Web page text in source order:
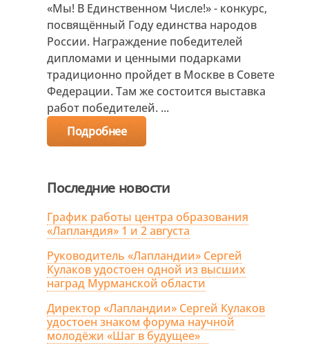
«Мы! В Единственном Числе!» - конкурс,
посвящённый Году единства народов
России. Награждение победителей
дипломами и ценными подарками
традиционно пройдет в Москве в Совете
Федерации. Там же состоится выставка
работ победителей. ...
Подробнее
Последние новости
График работы центра образования
«Лапландия» 1 и 2 августа
Руководитель «Лапландии» Сергей
Кулаков удостоен одной из высших
наград Мурманской области
Директор «Лапландии» Сергей Кулаков
удостоен знаком форума научной
молодёжи «Шаг в будущее»